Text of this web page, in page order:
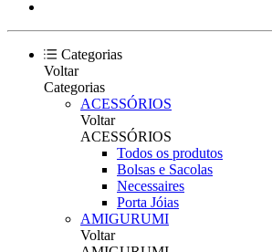
Categorias
Voltar
Categorias
ACESSÓRIOS
Voltar
ACESSÓRIOS
Todos os produtos
Bolsas e Sacolas
Necessaires
Porta Jóias
AMIGURUMI
Voltar